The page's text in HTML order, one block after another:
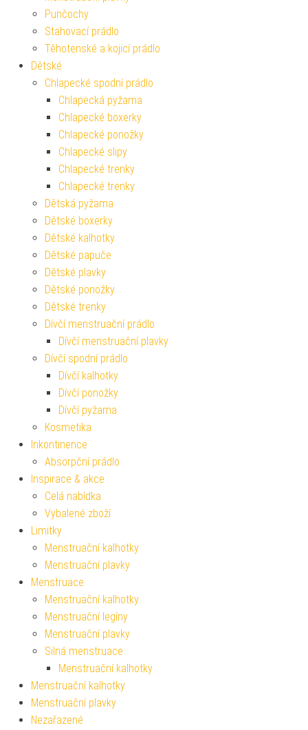
Punčochy
Stahovací prádlo
Těhotenské a kojicí prádlo
Dětské
Chlapecké spodní prádlo
Chlapecká pyžama
Chlapecké boxerky
Chlapecké ponožky
Chlapecké slipy
Chlapecké trenky
Chlapecké trenky
Dětská pyžama
Dětské boxerky
Dětské kalhotky
Dětské papuče
Dětské plavky
Dětské ponožky
Dětské trenky
Dívčí menstruační prádlo
Dívčí menstruační plavky
Dívčí spodní prádlo
Dívčí kalhotky
Dívčí ponožky
Dívčí pyžama
Kosmetika
Inkontinence
Absorpční prádlo
Inspirace & akce
Celá nabídka
Vybalené zboží
Limitky
Menstruační kalhotky
Menstruační plavky
Menstruace
Menstruační kalhotky
Menstruační legíny
Menstruační plavky
Silná menstruace
Menstruační kalhotky
Menstruační kalhotky
Menstruační plavky
Nezařazené